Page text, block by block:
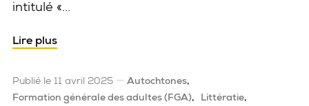
intitulé «...
Lire plus
Publié le 11 avril 2025
Autochtones
Formation générale des adultes (FGA)
Littératie